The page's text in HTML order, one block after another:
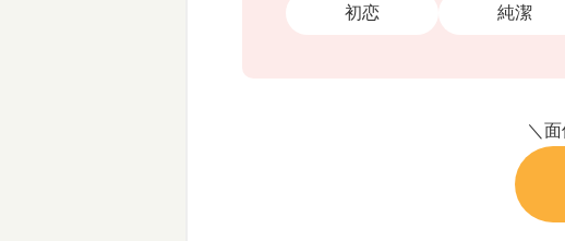
初恋 純潔
＼